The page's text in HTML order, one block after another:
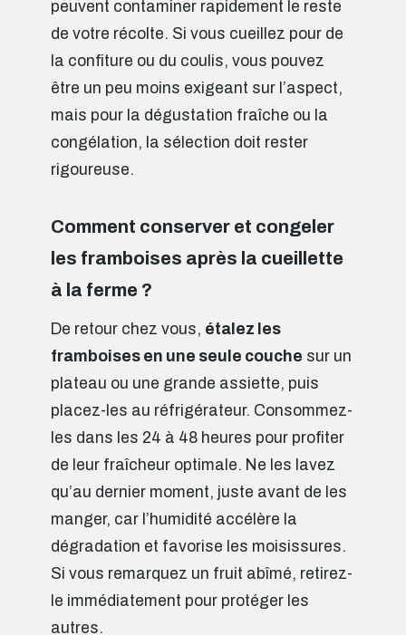
peuvent contaminer rapidement le reste
de votre récolte. Si vous cueillez pour de
la confiture ou du coulis, vous pouvez
être un peu moins exigeant sur l’aspect,
mais pour la dégustation fraîche ou la
congélation, la sélection doit rester
rigoureuse.
Comment conserver et congeler
les framboises après la cueillette
à la ferme ?
De retour chez vous, étalez les
framboises en une seule couche sur un
plateau ou une grande assiette, puis
placez-les au réfrigérateur. Consommez-
les dans les 24 à 48 heures pour profiter
de leur fraîcheur optimale. Ne les lavez
qu’au dernier moment, juste avant de les
manger, car l’humidité accélère la
dégradation et favorise les moisissures.
Si vous remarquez un fruit abîmé, retirez-
le immédiatement pour protéger les
autres.